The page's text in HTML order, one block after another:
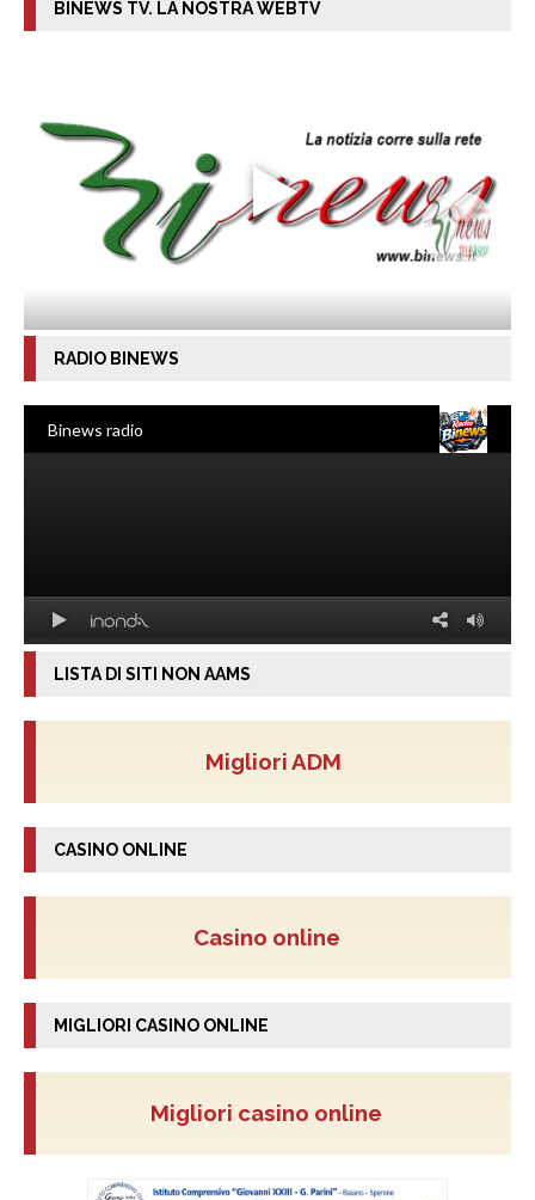
BINEWS TV. LA NOSTRA WEBTV
RADIO BINEWS
LISTA DI SITI NON AAMS
Migliori ADM
CASINO ONLINE
Casino online
MIGLIORI CASINO ONLINE
Migliori casino online